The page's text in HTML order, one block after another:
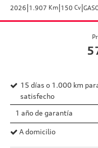
2026 |1.907 Km|150 Cv|
15 días o 1.000 km
satisfecho
1 año de garantía
A domicilio